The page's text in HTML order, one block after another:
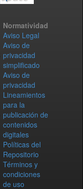
Normatividad
Aviso Legal
Aviso de
privacidad
simplificado
Aviso de
privacidad
Lineamientos
para la
publicación de
contenidos
digitales
Políticas del
Repositorio
Términos y
condiciones
de uso